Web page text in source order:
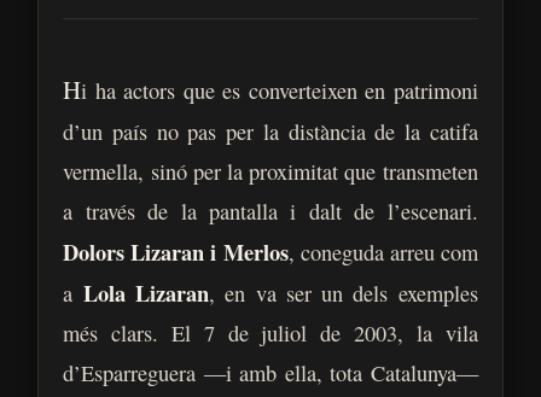
Hi ha actors que es converteixen en patrimoni
d’un país no pas per la distància de la catifa
vermella, sinó per la proximitat que transmeten
a través de la pantalla i dalt de l’escenari.
Dolors Lizaran i Merlos, coneguda arreu com
a Lola Lizaran, en va ser un dels exemples
més clars. El 7 de juliol de 2003, la vila
d’Esparreguera —i amb ella, tota Catalunya—